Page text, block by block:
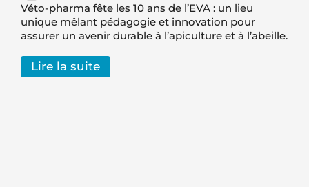
Véto-pharma fête les 10 ans de l’EVA : un lieu
unique mêlant pédagogie et innovation pour
assurer un avenir durable à l’apiculture et à l’abeille.
Lire la suite